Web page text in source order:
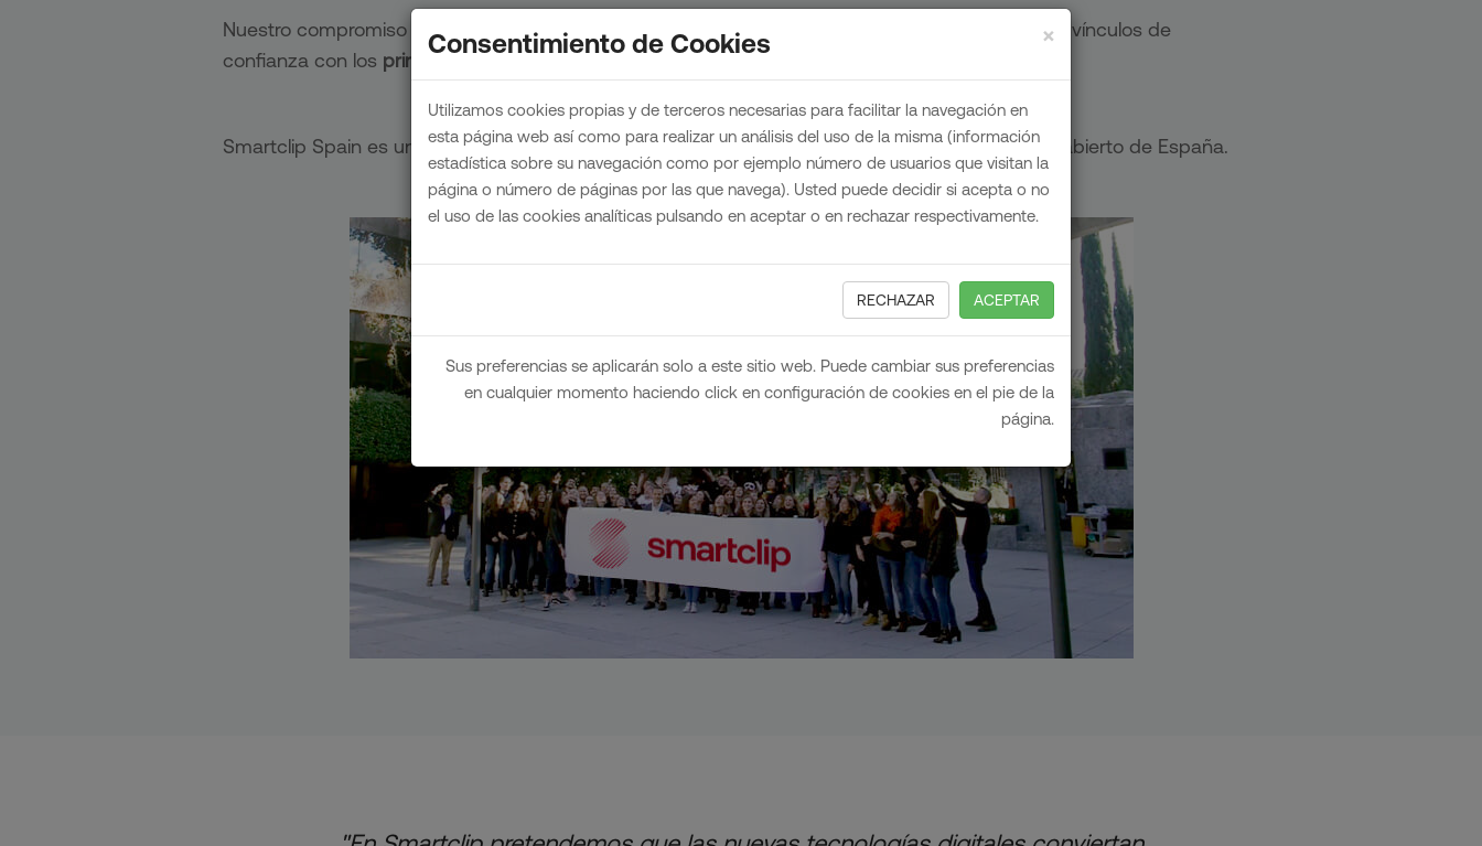
Nuestro compromiso con anunciantes, agencias y medios de comunicación nos permiten crear vínculos de
confianza con los principales referentes del panorama digital en España.
Smartclip Spain es una compañía delGrupo Atresmedia,el principal grupo de radiodifusión en abierto de España.
×
Consentimiento de Cookies
Utilizamos cookies propias y de terceros necesarias para facilitar la navegación en
esta página web así como para realizar un análisis del uso de la misma (información
estadística sobre su navegación como por ejemplo número de usuarios que visitan la
página o número de páginas por las que navega). Usted puede decidir si acepta o no
el uso de las cookies analíticas pulsando en aceptar o en rechazar respectivamente.
RECHAZAR ACEPTAR
Sus preferencias se aplicarán solo a este sitio web. Puede cambiar sus preferencias
en cualquier momento haciendo click en configuración de cookies en el pie de la
página.